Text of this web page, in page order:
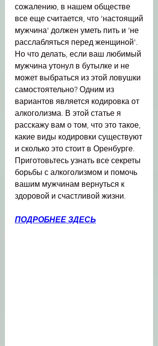
сожалению, в нашем обществе
все еще считается, что 'настоящий
мужчина' должен уметь пить и 'не
расслабляться перед женщиной'.
Но что делать, если ваш любимый
мужчина утонул в бутылке и не
может выбраться из этой ловушки
самостоятельно? Одним из
вариантов является кодировка от
алкоголизма. В этой статье я
расскажу вам о том, что это такое,
какие виды кодировки существуют
и сколько это стоит в Оренбурге.
Приготовьтесь узнать все секреты
борьбы с алкоголизмом и помочь
вашим мужчинам вернуться к
здоровой и счастливой жизни.
ПОДРОБНЕЕ ЗДЕСЬ